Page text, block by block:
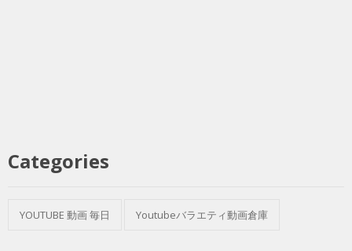
Categories
YOUTUBE 動画 毎日 Youtubeバラエティ動画倉庫